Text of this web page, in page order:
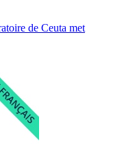
de Ceuta met